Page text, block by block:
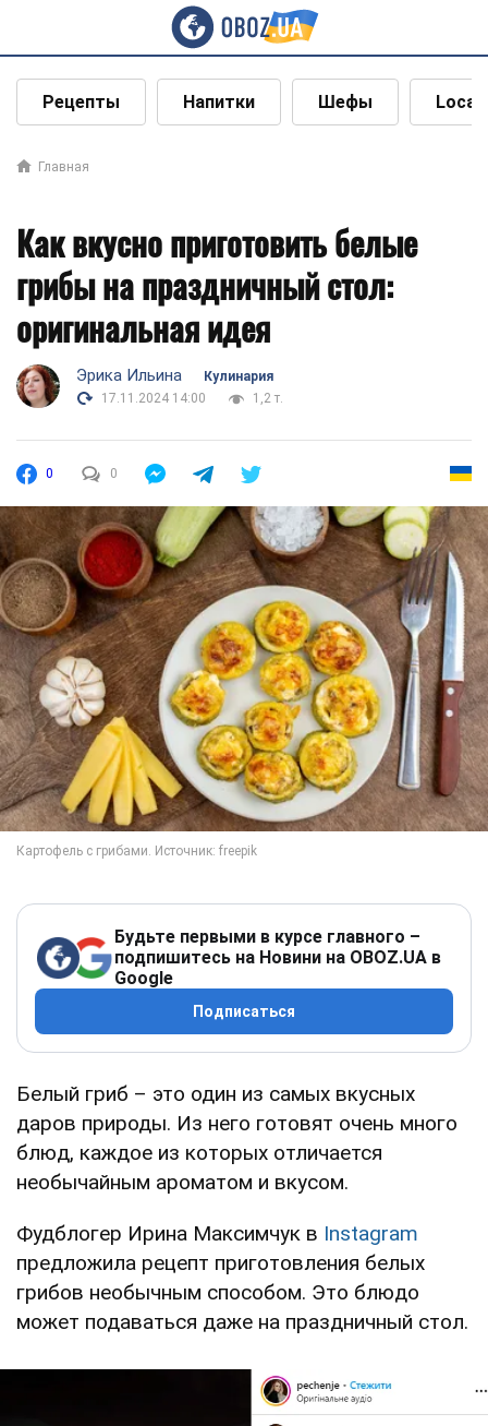
Рецепты Напитки Шефы Local
Главная
Как вкусно приготовить белые
грибы на праздничный стол:
оригинальная идея
Эрика Ильина
Кулинария
17.11.2024 14:00
1,2 т.
0 0
Будьте первыми в курсе главного –
подпишитесь на Новини на OBOZ.UA в
Google
Подписаться
Белый гриб – это один из самых вкусных
даров природы. Из него готовят очень много
блюд, каждое из которых отличается
необычайным ароматом и вкусом.
Фудблогер Ирина Максимчук в Instagram
предложила рецепт приготовления белых
грибов необычным способом. Это блюдо
может подаваться даже на праздничный стол.